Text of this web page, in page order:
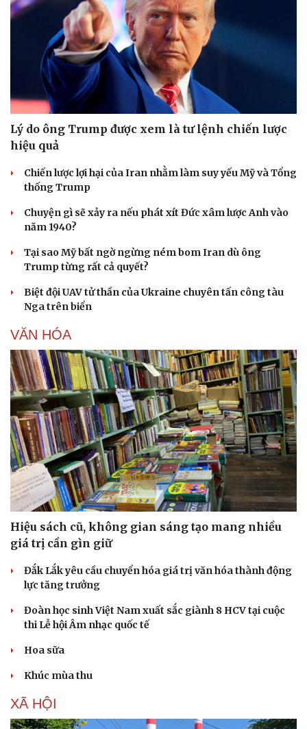
Sức khỏe
Dinh dưỡng - món ngon
Cây thuốc
Sản phụ khoa
Nhi khoa
Nam khoa
Làm đẹp - giảm cân
Ăn sạch sống khỏe
Đời sống
Nhà đẹp
Blog
Tình yêu - Gia đình
Lý do ông Trump được xem là tư lệnh chiến lược
hiệu quả
Chiến lược lợi hại của Iran nhằm làm suy yếu Mỹ và Tổng
thống Trump
Chuyện gì sẽ xảy ra nếu phát xít Đức xâm lược Anh vào
năm 1940?
Tại sao Mỹ bất ngờ ngừng ném bom Iran dù ông
Trump từng rất cả quyết?
Biệt đội UAV tử thần của Ukraine chuyên tấn công tàu
Nga trên biển
VĂN HÓA
Hiệu sách cũ, không gian sáng tạo mang nhiều
giá trị cần gìn giữ
Đắk Lắk yêu cầu chuyển hóa giá trị văn hóa thành động
lực tăng trưởng
Đoàn học sinh Việt Nam xuất sắc giành 8 HCV tại cuộc
thi Lễ hội Âm nhạc quốc tế
Hoa sữa
Khúc mùa thu
XÃ HỘI